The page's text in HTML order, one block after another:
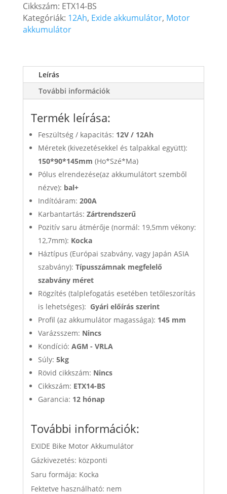
ETX14-
BS
12V
Bal+
mennyiség
Cikkszám: ETX14-BS
Kategóriák: 12Ah, Exide akkumulátor, Motor
akkumulátor
Leírás
További információk
Termék leírása:
Feszültség / kapacitás: 12V / 12Ah
Méretek (kivezetésekkel és talpakkal együtt):
150*90*145mm (Ho*Szé*Ma)
Pólus elrendezése(az akkumulátort szemből
nézve): bal+
Indítóáram: 200A
Karbantartás: Zártrendszerű
Pozitív saru átmérője (normál: 19,5mm vékony:
12,7mm): Kocka
Háztípus (Európai szabvány, vagy Japán ASIA
szabvány): Típusszámnak megfelelő
szabvány méret
Rögzítés (talplefogatás esetében tetőleszorítás
is lehetséges): Gyári előírás szerint
Profil (az akkumulátor magassága): 145 mm
Varázsszem: Nincs
Kondíció: AGM - VRLA
Súly: 5kg
Rövid cikkszám: Nincs
Cikkszám: ETX14-BS
Garancia: 12 hónap
További információk:
EXIDE Bike Motor Akkumulátor
Gázkivezetés: központi
Saru formája: Kocka
Fektetve használható: nem